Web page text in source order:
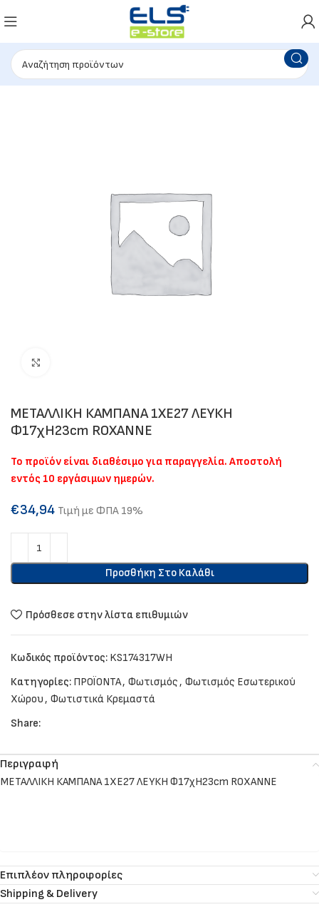
ΜΕΤΑΛΛΙΚΗ ΚΑΜΠΑΝΑ 1ΧΕ27 ΛΕΥΚΗ
Φ17χΗ23cm ROXANNE
Το προϊόν είναι διαθέσιμο για παραγγελία. Αποστολή
εντός 10 εργάσιμων ημερών.
€34,94 Τιμή με ΦΠΑ 19%
Προσθήκη Στο Καλάθι
Πρόσθεσε στην λίστα επιθυμιών
Κωδικός προϊόντος: KS174317WH
Κατηγορίες: ΠΡΟΪΟΝΤΑ, Φωτισμός, Φωτισμός Εσωτερικού
Χώρου, Φωτιστικά Κρεμαστά
Share:
Περιγραφή
ΜΕΤΑΛΛΙΚΗ ΚΑΜΠΑΝΑ 1ΧΕ27 ΛΕΥΚΗ Φ17χΗ23cm ROXANNE
Επιπλέον πληροφορίες
Shipping & Delivery